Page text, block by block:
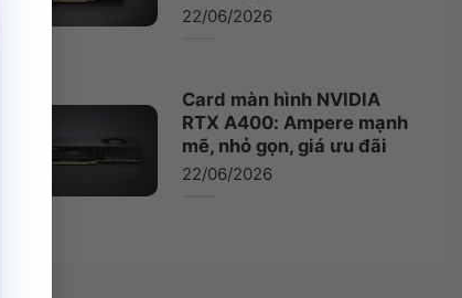
22/06/2026
Card màn hình NVIDIA
RTX A400: Ampere mạnh
mẽ, nhỏ gọn, giá ưu đãi
22/06/2026